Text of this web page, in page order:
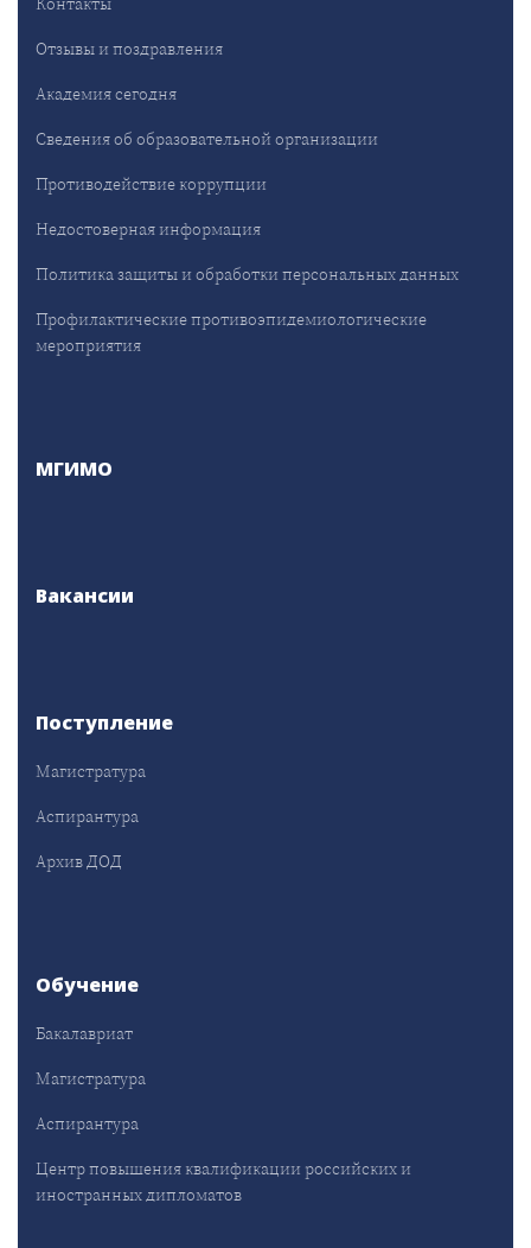
Отзывы и поздравления
Академия сегодня
Сведения об образовательной организации
Противодействие коррупции
Недостоверная информация
Политика защиты и обработки персональных данных
Профилактические противоэпидемиологические
мероприятия
МГИМО
Вакансии
Поступление
Магистратура
Аспирантура
Архив ДОД
Обучение
Бакалавриат
Магистратура
Аспирантура
Центр повышения квалификации российских и
иностранных дипломатов